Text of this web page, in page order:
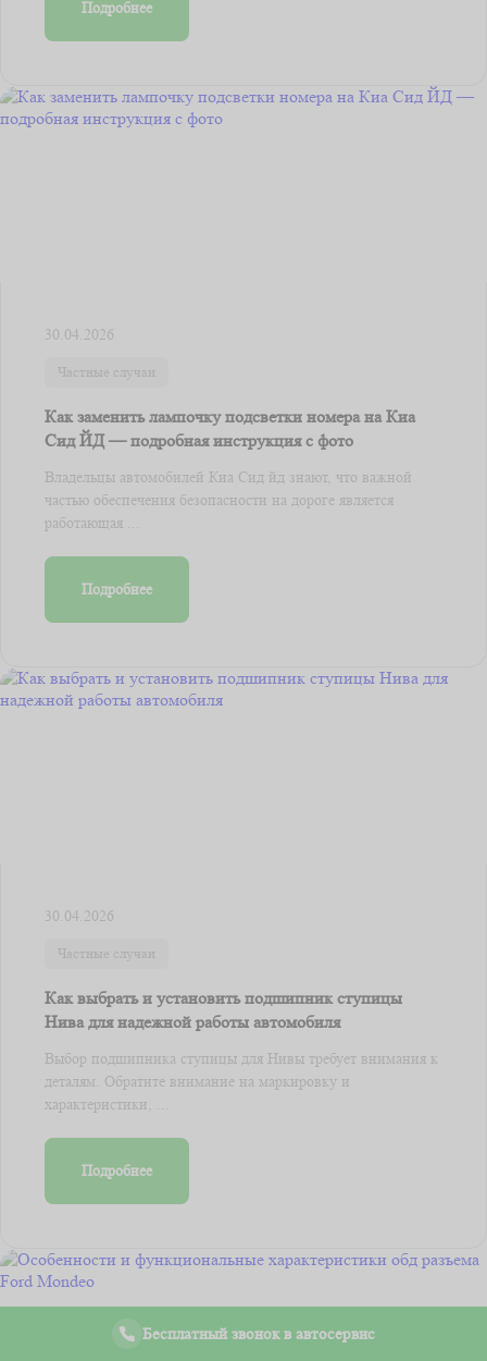
Подробнее
30.04.2026
Частные случаи
Как заменить лампочку подсветки номера на Киа
Сид ЙД — подробная инструкция с фото
Владельцы автомобилей Киа Сид йд знают, что важной
частью обеспечения безопасности на дороге является
работающая ...
Подробнее
30.04.2026
Частные случаи
Как выбрать и установить подшипник ступицы
Нива для надежной работы автомобиля
Выбор подшипника ступицы для Нивы требует внимания к
деталям. Обратите внимание на маркировку и
характеристики, ...
Подробнее
Бесплатный звонок в автосервис